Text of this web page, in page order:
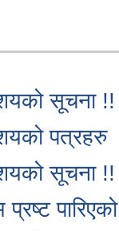
सूचना !!
पत्रहरु
सूचना !!